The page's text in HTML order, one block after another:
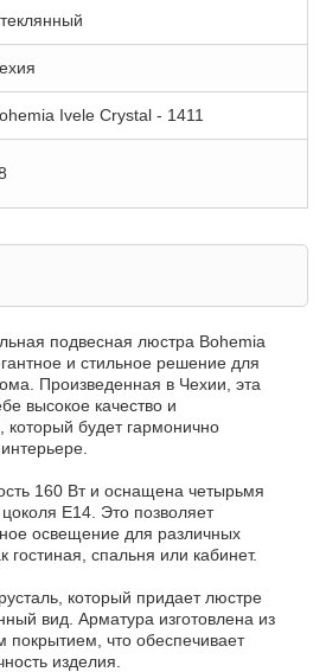
Ivele Crystal - 1411
подвесная люстра Bohemia
и стильное решение для
Произведенная в Чехии, эта
высокое качество и
который будет гармонично
160 Вт и оснащена четырьмя
E14. Это позволяет
освещение для различных
гостиная, спальня или кабинет.
который придает люстре
вид. Арматура изготовлена из
покрытием, что обеспечивает
изделия.